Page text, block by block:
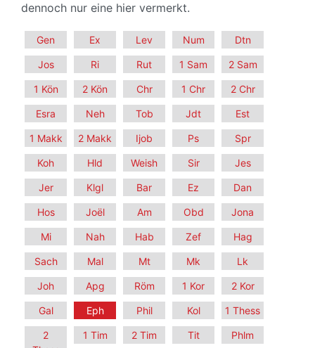
dennoch nur eine hier vermerkt.
Gen Ex Lev Num Dtn
Jos Ri Rut 1 Sam 2 Sam
1 Kön 2 Kön Chr 1 Chr 2 Chr
Esra Neh Tob Jdt Est
1 Makk 2 Makk Ijob Ps Spr
Koh Hld Weish Sir Jes
Jer Klgl Bar Ez Dan
Hos Joël Am Obd Jona
Mi Nah Hab Zef Hag
Sach Mal Mt Mk Lk
Joh Apg Röm 1 Kor 2 Kor
Gal Eph Phil Kol 1 Thess
2
1 Tim 2 Tim Tit Phlm